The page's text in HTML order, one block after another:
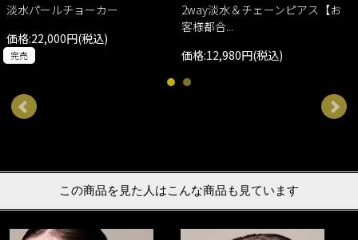
淡水パールチョーカー
価格:22,000円(税込)
完売
2way淡水＆チェーンピアス【お
客様都合...
価格:12,980円(税込)
この商品を見た人はこんな商品も見ています